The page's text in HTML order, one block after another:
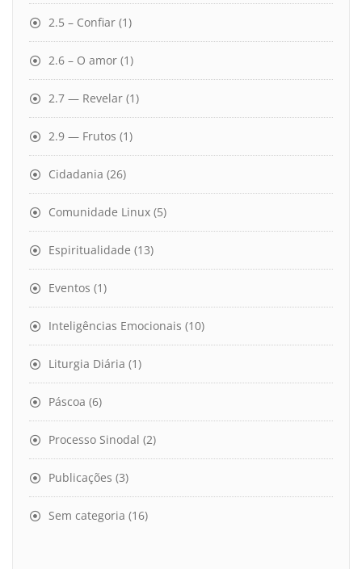
2.5 – Confiar (1)
2.6 – O amor (1)
2.7 — Revelar (1)
2.9 — Frutos (1)
Cidadania (26)
Comunidade Linux (5)
Espiritualidade (13)
Eventos (1)
Inteligências Emocionais (10)
Liturgia Diária (1)
Páscoa (6)
Processo Sinodal (2)
Publicações (3)
Sem categoria (16)